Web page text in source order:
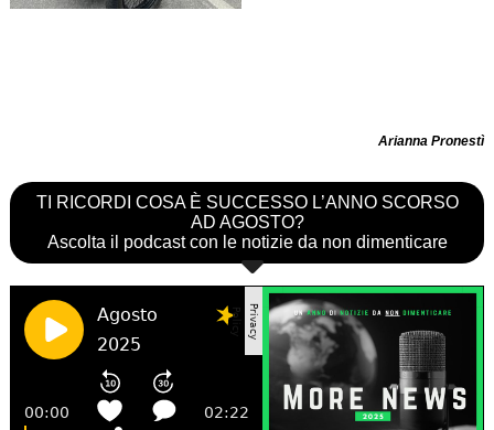
Arianna Pronestì
TI RICORDI COSA È SUCCESSO L’ANNO SCORSO
AD AGOSTO?
Ascolta il podcast con le notizie da non dimenticare